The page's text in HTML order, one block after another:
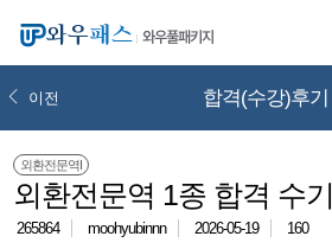
와우풀패키지
합격(수강)후기
이전
외환전문역I
외환전문역 1종 합격 수기
265864 moohyubinnn 2026-05-19 160